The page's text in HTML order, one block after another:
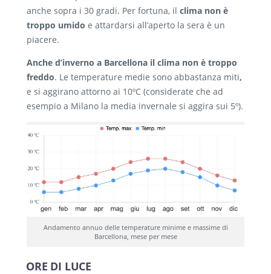
anche sopra i 30 gradi. Per fortuna, il clima non è
troppo umido e attardarsi all’aperto la sera è un
piacere.
Anche d’inverno a Barcellona il clima non è troppo
freddo. Le temperature medie sono abbastanza miti,
e si aggirano attorno ai 10ºC (considerate che ad
esempio a Milano la media invernale si aggira sui 5º).
Andamento annuo delle temperature minime e massime di
Barcellona, mese per mese
ORE DI LUCE